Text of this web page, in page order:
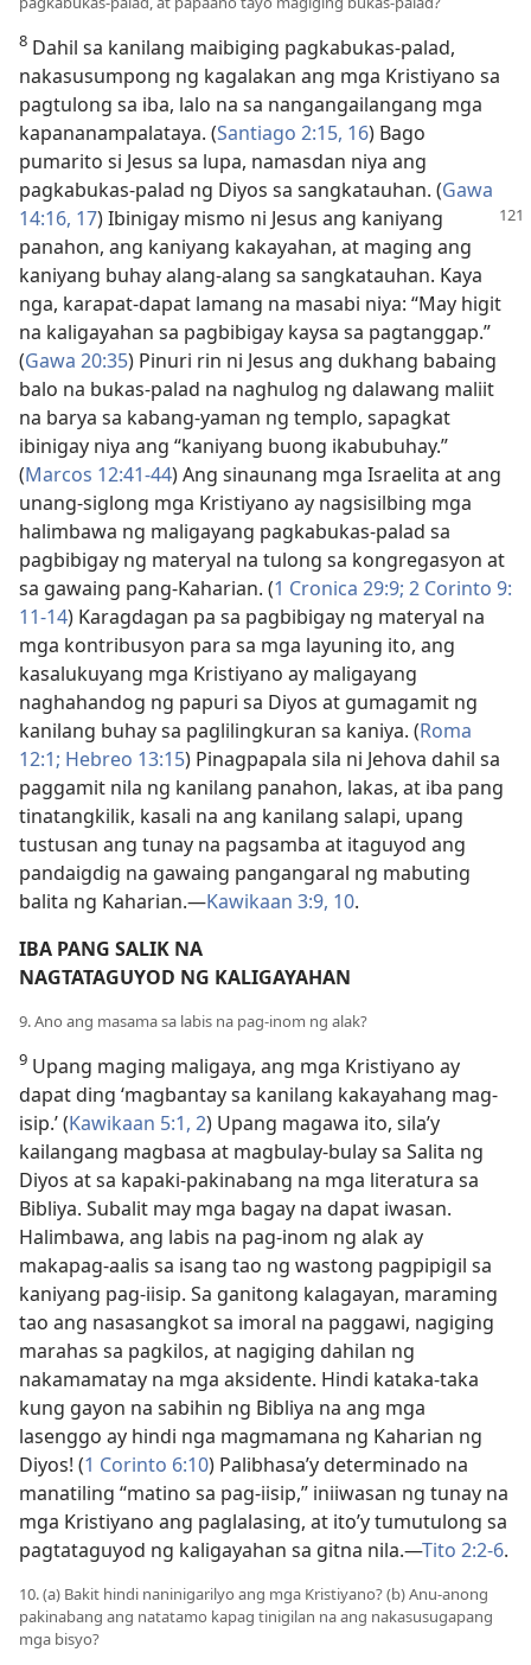
8 Dahil sa kanilang maibiging pagkabukas-palad,
nakasusumpong ng kagalakan ang mga Kristiyano sa
pagtulong sa iba, lalo na sa nangangailangang mga
kapananampalataya. (Santiago 2:​15, 16) Bago
pumarito si Jesus sa lupa, namasdan niya ang
pagkabukas-palad ng Diyos sa sangkatauhan. (Gawa
14:​16, 17) Ibinigay mismo ni Jesus ang kaniyang
panahon, ang kaniyang kakayahan, at maging ang
kaniyang buhay alang-alang sa sangkatauhan. Kaya
nga, karapat-dapat lamang na masabi niya: “May higit
na kaligayahan sa pagbibigay kaysa sa pagtanggap.”
(Gawa 20:35) Pinuri rin ni Jesus ang dukhang babaing
balo na bukas-palad na naghulog ng dalawang maliit
na barya sa kabang-yaman ng templo, sapagkat
ibinigay niya ang “kaniyang buong ikabubuhay.”
(Marcos 12:​41-44) Ang sinaunang mga Israelita at ang
unang-siglong mga Kristiyano ay nagsisilbing mga
halimbawa ng maligayang pagkabukas-palad sa
pagbibigay ng materyal na tulong sa kongregasyon at
sa gawaing pang-Kaharian. (1 Cronica 29:9; 2 Corinto 9:​
11-14) Karagdagan pa sa pagbibigay ng materyal na
mga kontribusyon para sa mga layuning ito, ang
kasalukuyang mga Kristiyano ay maligayang
naghahandog ng papuri sa Diyos at gumagamit ng
kanilang buhay sa paglilingkuran sa kaniya. (Roma
12:1; Hebreo 13:15) Pinagpapala sila ni Jehova dahil sa
paggamit nila ng kanilang panahon, lakas, at iba pang
tinatangkilik, kasali na ang kanilang salapi, upang
tustusan ang tunay na pagsamba at itaguyod ang
pandaigdig na gawaing pangangaral ng mabuting
balita ng Kaharian.​—Kawikaan 3:​9, 10.
IBA PANG SALIK NA
NAGTATAGUYOD NG KALIGAYAHAN
9. Ano ang masama sa labis na pag-inom ng alak?
9 Upang maging maligaya, ang mga Kristiyano ay
dapat ding ‘magbantay sa kanilang kakayahang mag-
isip.’ (Kawikaan 5:​1, 2) Upang magawa ito, sila’y
kailangang magbasa at magbulay-bulay sa Salita ng
Diyos at sa kapaki-pakinabang na mga literatura sa
Bibliya. Subalit may mga bagay na dapat iwasan.
Halimbawa, ang labis na pag-inom ng alak ay
makapag-aalis sa isang tao ng wastong pagpipigil sa
kaniyang pag-iisip. Sa ganitong kalagayan, maraming
tao ang nasasangkot sa imoral na paggawi, nagiging
marahas sa pagkilos, at nagiging dahilan ng
nakamamatay na mga aksidente. Hindi kataka-taka
kung gayon na sabihin ng Bibliya na ang mga
lasenggo ay hindi nga magmamana ng Kaharian ng
Diyos! (1 Corinto 6:10) Palibhasa’y determinado na
manatiling “matino sa pag-iisip,” iniiwasan ng tunay na
mga Kristiyano ang paglalasing, at ito’y tumutulong sa
pagtataguyod ng kaligayahan sa gitna nila.​—Tito 2:​2-6.
10. (a) Bakit hindi naninigarilyo ang mga Kristiyano? (b) Anu-anong
pakinabang ang natatamo kapag tinigilan na ang nakasusugapang
mga bisyo?